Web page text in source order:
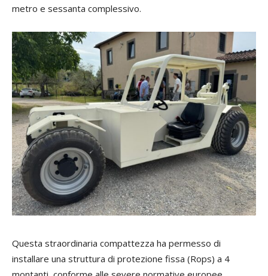
metro e sessanta complessivo.
Questa straordinaria compattezza ha permesso di
installare una struttura di protezione fissa (Rops) a 4